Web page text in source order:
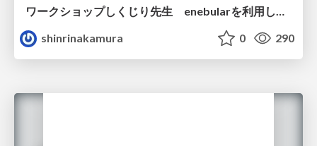
ワークショップしくじり先生 enebularを利用したワークショップで学んだこと
shinrinakamura
0 290